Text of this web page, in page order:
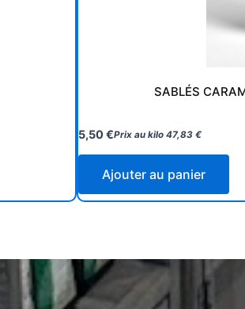
SABLÉS
5,50€Prix au kilo 47,83 €
Ajouter au panier